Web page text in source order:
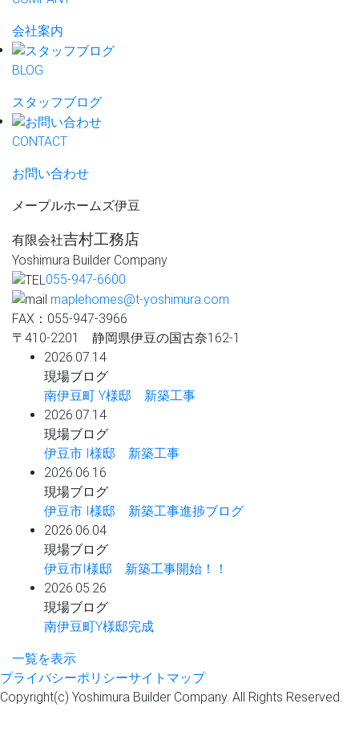
会社案内
BLOG
スタッフブログ
CONTACT
お問い合わせ
メープルホームズ伊豆
有限会社吉村工務店
Yoshimura Builder Company
055-947-6600
maplehomes@t-yoshimura.com
FAX：055-947-3966
〒410-2201 静岡県伊豆の国古奈162-1
2026.07.14
現場ブログ
南伊豆町 Y様邸 新築工事
2026.07.14
現場ブログ
伊豆市 I様邸 新築工事
2026.06.16
現場ブログ
伊豆市 I様邸 新築工事進捗ブログ
2026.06.04
現場ブログ
伊豆市I様邸 新築工事開始！！
2026.05.26
現場ブログ
南伊豆町Y様邸完成
一覧を表示
プライバシーポリシーサイトマップ
Copyright(c) Yoshimura Builder Company. All Rights Reserved.